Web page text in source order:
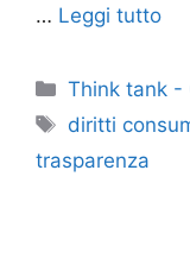
… Leggi tutto
Categorie
Think tank -
Tag
diritti
trasparenza